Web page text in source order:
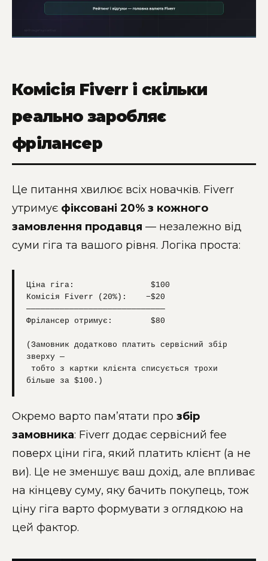
Комісія Fiverr і скільки
реально заробляє
фрілансер
Це питання хвилює всіх новачків. Fiverr
утримує фіксовані 20% з кожного
замовлення продавця — незалежно від
суми гіга та вашого рівня. Логіка проста:
Ціна гіга:                $100
Комісія Fiverr (20%):    −$20
─────────────────────────────
Фрілансер отримує:        $80
(Замовник додатково платить сервісний збір
зверху —
більше за $100.)
Окремо варто пам’ятати про збір
замовника: Fiverr додає сервісний fee
поверх ціни гіга, який платить клієнт (а не
ви). Це не зменшує ваш дохід, але впливає
на кінцеву суму, яку бачить покупець, тож
ціну гіга варто формувати з оглядкою на
цей фактор.